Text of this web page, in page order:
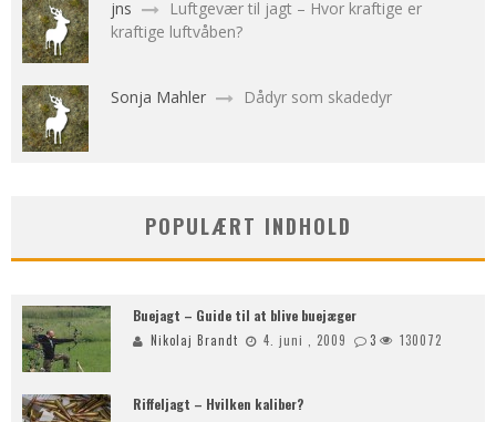
jns
Luftgevær til jagt – Hvor kraftige er
kraftige luftvåben?
Sonja Mahler Dådyr som skadedyr
POPULÆRT INDHOLD
Buejagt – Guide til at blive buejæger
Nikolaj Brandt 4. juni , 2009 3 130072
Riffeljagt – Hvilken kaliber?